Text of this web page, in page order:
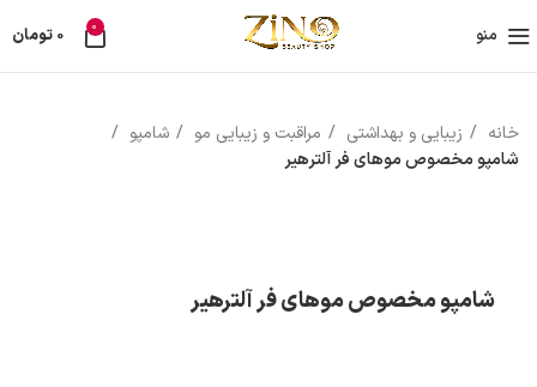
منو 0
0 تومان
خانه زیبایی و بهداشتی مراقبت و زیبایی مو
شامپو
شامپو مخصوص موهای فر آلترهیر
شامپو مخصوص موهای فر آلترهیر